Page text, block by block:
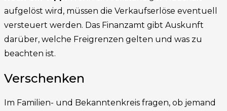
aufgelöst wird, müssen die Verkaufserlöse eventuell
versteuert werden. Das Finanzamt gibt Auskunft
darüber, welche Freigrenzen gelten und was zu
beachten ist.
Verschenken
Im Familien- und Bekanntenkreis fragen, ob jemand